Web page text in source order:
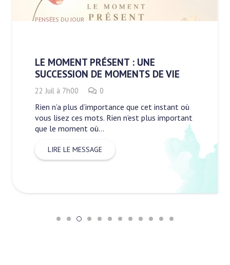
PENSÉES DU JOUR
LE MOMENT PRÉSENT : UNE
SUCCESSION DE MOMENTS DE VIE
22 Juil à 7h00 0
Rien n’a plus d’importance que cet instant où
vous lisez ces mots. Rien n’est plus important
que le moment où…
LIRE LE MESSAGE